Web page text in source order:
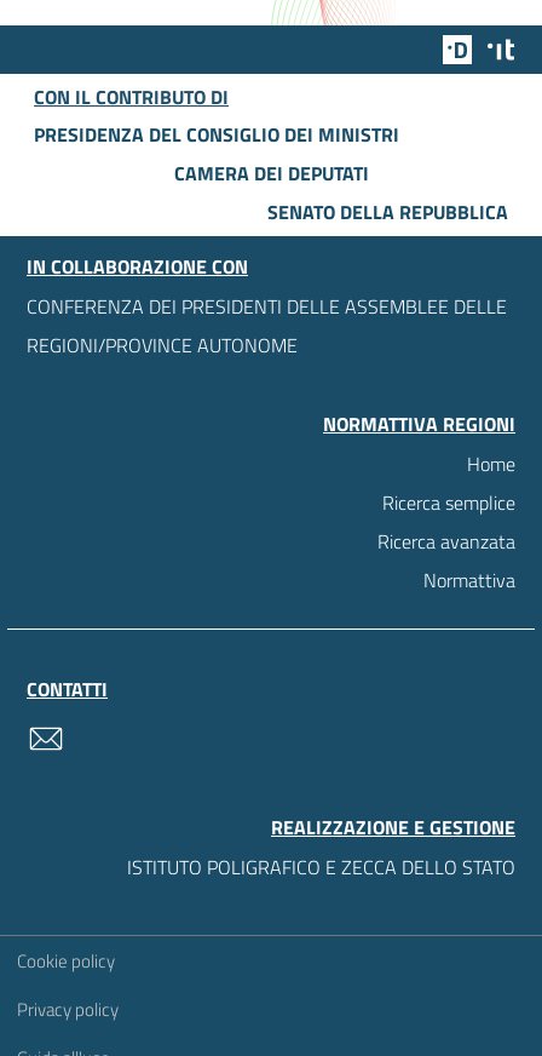
Team
CON IL CONTRIBUTO DI
PRESIDENZA DEL CONSIGLIO DEI MINISTRI
CAMERA DEI DEPUTATI
SENATO DELLA REPUBBLICA
IN COLLABORAZIONE CON
CONFERENZA DEI PRESIDENTI DELLE ASSEMBLEE DELLE
REGIONI/PROVINCE AUTONOME
NORMATTIVA REGIONI
Home
Ricerca semplice
Ricerca avanzata
Normattiva
CONTATTI
REALIZZAZIONE E GESTIONE
ISTITUTO POLIGRAFICO E ZECCA DELLO STATO
Sezione Link Utili
Cookie policy
Privacy policy